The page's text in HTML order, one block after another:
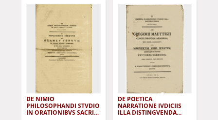
DE NIMIO
PHILOSOPHANDI STVDIO
IN ORATIONIBVS SACRIS
DE POETICA
NARRATIONE IVDICIIS
ILLA DISTINGVENDA